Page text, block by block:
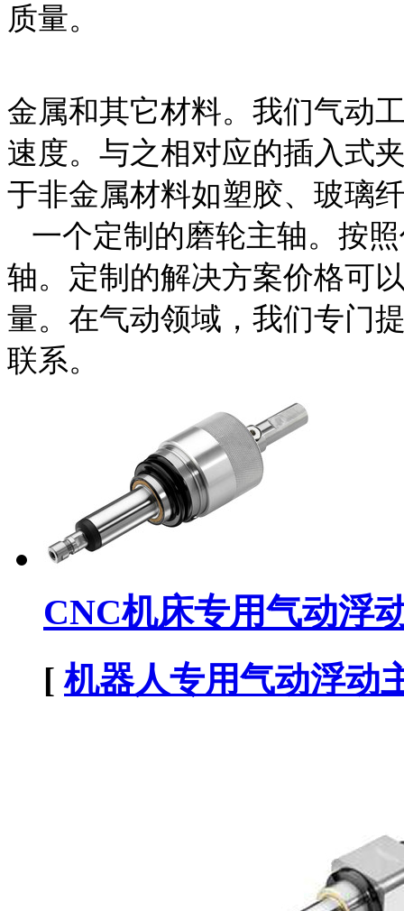
质量。
金属和其它材料。我们气动
速度。与之相对应的插入式
于非金属材料如塑胶、玻璃
一个定制的磨轮主轴。按
轴。定制的解决方案价格可
量。在气动领域，我们专门
联系。
CNC机床专用气动浮
[机器人专用气动浮动